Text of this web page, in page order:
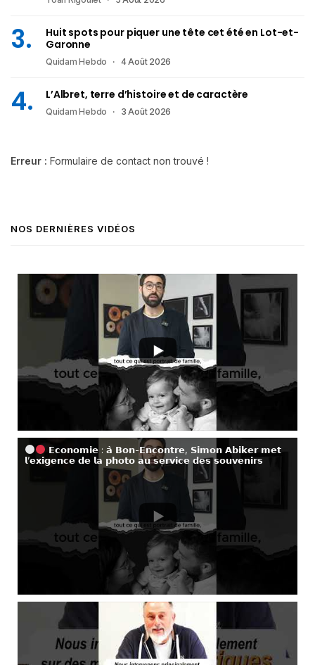
Huit spots pour piquer une tête cet été en Lot-et-
Garonne
Quidam Hebdo 4 Août 2026
L’Albret, terre d’histoire et de caractère
Quidam Hebdo 3 Août 2026
Erreur : Formulaire de contact non trouvé !
NOS DERNIÈRES VIDÉOS
𝗘𝗰𝗼𝗻𝗼𝗺𝗶𝗲 : 𝗮̀ 𝗕𝗼𝗻-𝗘𝗻𝗰𝗼𝗻𝘁𝗿𝗲, 𝗦𝗶𝗺𝗼𝗻 𝗔𝗯𝗶𝗸𝗲𝗿 𝗺𝗲𝘁
𝗹’𝗲𝘅𝗶𝗴𝗲𝗻𝗰𝗲 𝗱𝗲 𝗹𝗮 𝗽𝗵𝗼𝘁𝗼 𝗮𝘂 𝘀𝗲𝗿𝘃𝗶𝗰𝗲 𝗱𝗲𝘀 𝘀𝗼𝘂𝘃𝗲𝗻𝗶𝗿𝘀